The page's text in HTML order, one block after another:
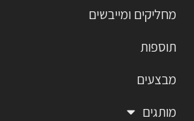
מחליקים ומייבשים
תוספות
מבצעים
מותגים